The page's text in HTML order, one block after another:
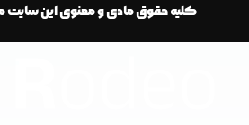
کلیه حقوق مادی و معنوی این سایت